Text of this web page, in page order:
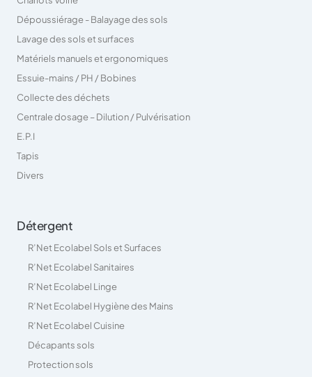
Dépoussiérage - Balayage des sols
Lavage des sols et surfaces
Matériels manuels et ergonomiques
Essuie-mains / PH / Bobines
Collecte des déchets
Centrale dosage – Dilution / Pulvérisation
E.P.I
Tapis
Divers
Détergent
R’Net Ecolabel Sols et Surfaces
R’Net Ecolabel Sanitaires
R’Net Ecolabel Linge
R’Net Ecolabel Hygiène des Mains
R’Net Ecolabel Cuisine
Décapants sols
Protection sols